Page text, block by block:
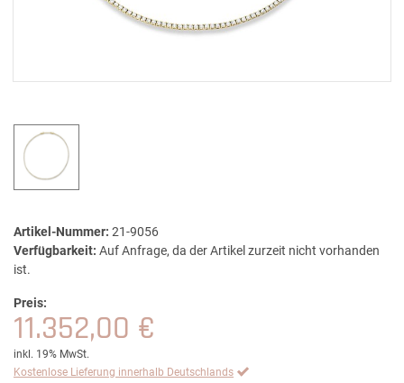
Artikel-Nummer: 21-9056
Verfügbarkeit: Auf Anfrage, da der Artikel zurzeit nicht vorhanden
ist.
Preis:
11.352,00 €
inkl. 19% MwSt.
Kostenlose Lieferung innerhalb Deutschlands